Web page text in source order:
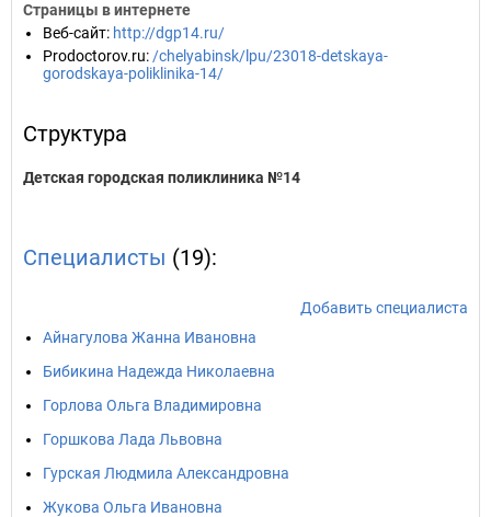
Страницы в интернете
Веб-сайт: http://dgp14.ru/
Prodoctorov.ru: /chelyabinsk/lpu/23018-detskaya-
gorodskaya-poliklinika-14/
Структура
Детская городская поликлиника №14
Специалисты (19):
Добавить специалиста
Айнагулова Жанна Ивановна
Бибикина Надежда Николаевна
Горлова Ольга Владимировна
Горшкова Лада Львовна
Гурская Людмила Александровна
Жукова Ольга Ивановна